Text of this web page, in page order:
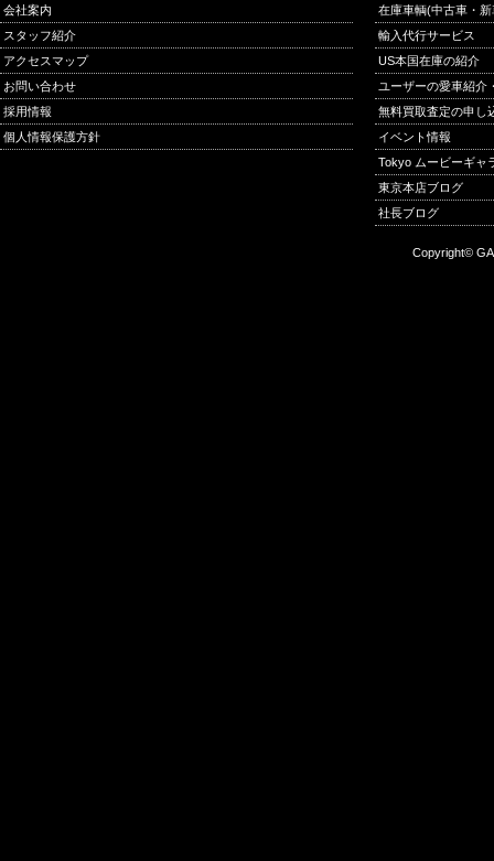
会社案内
スタッフ紹介
アクセスマップ
お問い合わせ
採用情報
個人情報保護方針
在庫車輌(中古車・
輸入代行サービス
US本国在庫の紹介
ユーザーの愛車紹介
無料買取査定の申し
イベント情報
Tokyo ムービーギャ
東京本店ブログ
社長ブログ
Copyright©